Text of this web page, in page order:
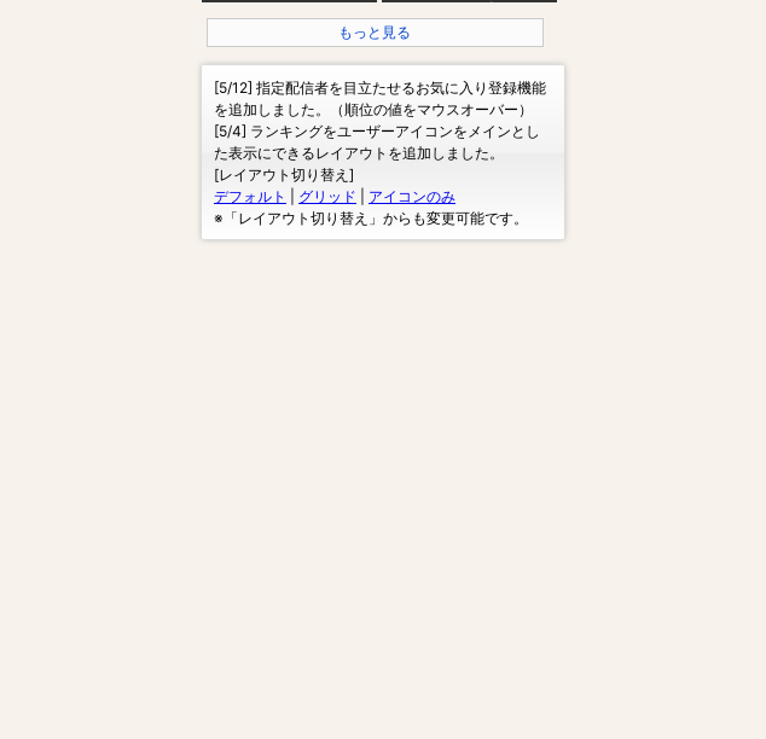
Pacific 2026
#VCTWatchParty
OGLĄDAJ Telewizja
Republika
もっと見る
[5/12] 指定配信者を目立たせるお気に入り登録機能
を追加しました。（順位の値をマウスオーバー）
[5/4] ランキングをユーザーアイコンをメインとし
た表示にできるレイアウトを追加しました。
[レイアウト切り替え]
デフォルト
グリッド
アイコンのみ
※「レイアウト切り替え」からも変更可能です。